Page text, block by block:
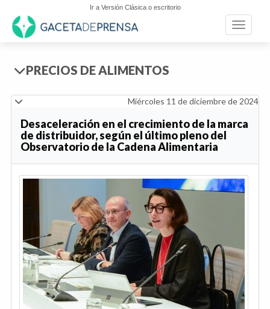
Ir a Versión Clásica o escritorio
Toggle
PRECIOS DE ALIMENTOS
Miércoles 11 de diciembre de 2024
Desaceleración en el crecimiento de la marca
de distribuidor, según el último pleno del
Observatorio de la Cadena Alimentaria